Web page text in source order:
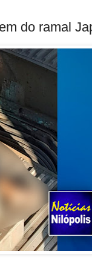
do ramal